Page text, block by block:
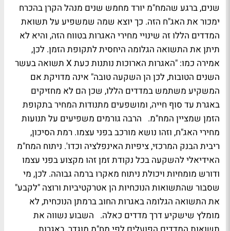
שנים, ברגע שהמח"מ יורד מחמש שנים מנהל הקרן בהכרח
ימכור את האג"ח הזה. כך יוצא שמה שמשפיע על תשואת
המדדים הללו זה שינויי מחירי האגרות בטווח הזה, והיא לא
תיתן את התשואה הגלומה היחסית לתקופת הזמן. לכן,
אמירה כמו: "האגרות הארוכות נותנות כעת X תשואה בעשר
השנים הטובות, לכן הן השקעה טובה" אינה מדויקת אם
המשקיע משתמש במדדים הללו, שכן הם לא מחזיקים
באגרת עד סוף חייה, ומושפעים מתנודות המחיר בתקופת
הזמן שמציין המח"מ. הרבה גורמים משפיעים על תנועות
מחירי האג"ח, וזהו נושא מורכב בפני עצמו. רמת הסיכון,
ריבית הבנק המרכזי, ציפיות האינפלציה וכדו'. ניתוח המח"מ
האידיאלי להשקעה בכל נקודת זמן זהו מקצוע בפני עצמו
ודורש מומחיות ויכולת ניתוח מאקרו ברמה גבוהה. לכן, מי
שסבור שהתשואות הנוכחיות הן אטרקטיביות ורוצה "לקבע"
את התשואה הגלומה באגרות החוב ברמתן הנוכחית, לא
מומלץ שישקיע דרך מדדים כאלה. השבוע נשווה את